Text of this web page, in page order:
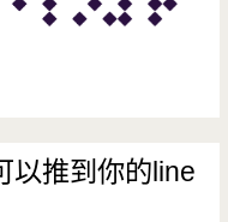
以推到你的line